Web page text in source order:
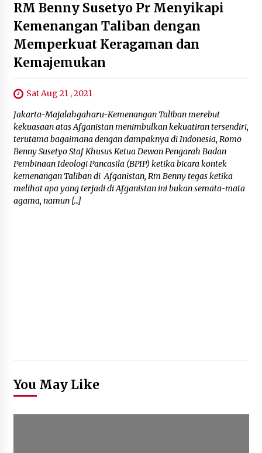
RM Benny Susetyo Pr Menyikapi
Kemenangan Taliban dengan
Memperkuat Keragaman dan
Kemajemukan
Sat Aug 21 , 2021
Jakarta-Majalahgaharu-Kemenangan Taliban merebut
kekuasaan atas Afganistan menimbulkan kekuatiran tersendiri,
terutama bagaimana dengan dampaknya di Indonesia, Romo
Benny Susetyo Staf Khusus Ketua Dewan Pengarah Badan
Pembinaan Ideologi Pancasila (BPIP) ketika bicara kontek
kemenangan Taliban di Afganistan, Rm Benny tegas ketika
melihat apa yang terjadi di Afganistan ini bukan semata-mata
agama, namun […]
You May Like